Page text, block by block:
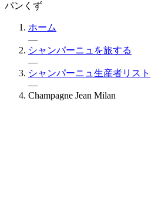
パンくず
ホーム
—
シャンパーニュを旅する
—
シャンパーニュ生産者リスト
—
Champagne Jean Milan